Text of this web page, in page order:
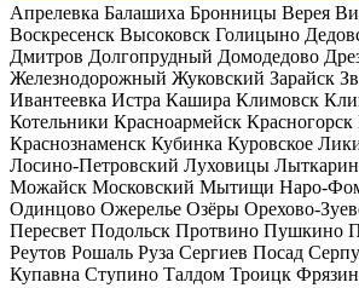
Апрелевка Балашиха Бронницы Верея
Воскресенск Высоковск Голицыно
Дмитров Долгопрудный Домодедово
Железнодорожный Жуковский Зарайск
Ивантеевка Истра Кашира Климовск
Котельники Красноармейск Красногорск
Краснознаменск Кубинка Куровское
Лосино-Петровский Луховицы
Можайск Московский Мытищи Наро-
Одинцово Ожерелье Озёры Орехово-
Пересвет Подольск Протвино Пушкино
Реутов Рошаль Руза Сергиев Посад
Купавна Ступино Талдом Троицк